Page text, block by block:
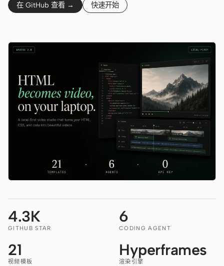
OpenCode
GitHub Copilot CLI
Grok Build
Kimi CLI
Antigravity
DeepSeek Reasonix
Devin for Terminal
在 GitHub 查看 → 快速开始
4.3K
GITHUB STAR
6
CODING AGENT
21
视频模板
Hyperframes
渲染引擎